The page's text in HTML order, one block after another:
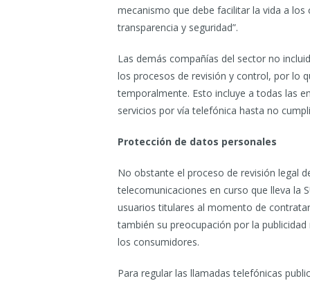
mecanismo que debe facilitar la vida a
transparencia y seguridad”.
Las demás compañías del sector no
los procesos de revisión y control, por lo
temporalmente. Esto incluye a todas las
servicios por vía telefónica hasta no
Protección de datos personales
No obstante el proceso de revisión legal
telecomunicaciones en curso que lleva la
usuarios titulares al momento de
también su preocupación por la
los consumidores.
Para regular las llamadas telefónicas